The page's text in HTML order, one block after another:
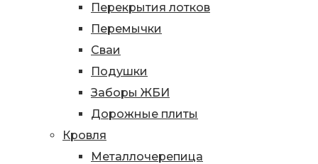
Перекрытия лотков
Перемычки
Сваи
Подушки
Заборы ЖБИ
Дорожные плиты
Кровля
Металлочерепица